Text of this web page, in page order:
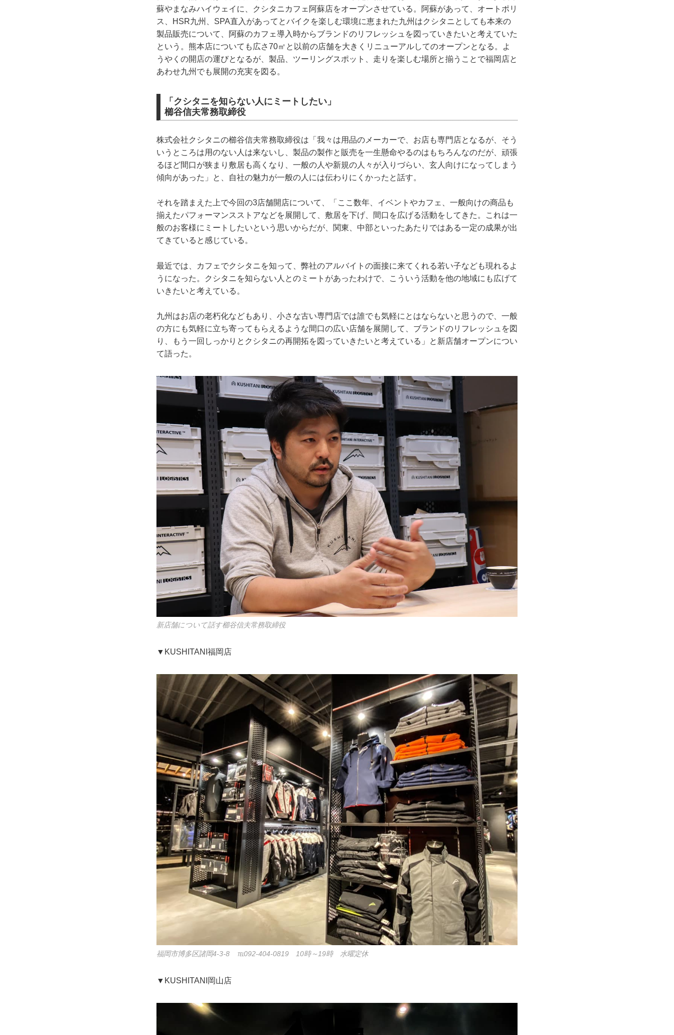
蘇やまなみハイウェイに、クシタニカフェ阿蘇店をオープンさせている。阿蘇があって、オートポリ
ス、HSR九州、SPA直入があってとバイクを楽しむ環境に恵まれた九州はクシタニとしても本来の
製品販売について、阿蘇のカフェ導入時からブランドのリフレッシュを図っていきたいと考えていた
という。熊本店についても広さ70㎡と以前の店舗を大きくリニューアルしてのオープンとなる。よ
うやくの開店の運びとなるが、製品、ツーリングスポット、走りを楽しむ場所と揃うことで福岡店と
あわせ九州でも展開の充実を図る。
「クシタニを知らない人にミートしたい」
櫛谷信夫常務取締役
株式会社クシタニの櫛谷信夫常務取締役は「我々は用品のメーカーで、お店も専門店となるが、そう
いうところは用のない人は来ないし、製品の製作と販売を一生懸命やるのはもちろんなのだが、頑張
るほど間口が狭まり敷居も高くなり、一般の人や新規の人々が入りづらい、玄人向けになってしまう
傾向があった」と、自社の魅力が一般の人には伝わりにくかったと話す。
それを踏まえた上で今回の3店舗開店について、「ここ数年、イベントやカフェ、一般向けの商品も
揃えたパフォーマンスストアなどを展開して、敷居を下げ、間口を広げる活動をしてきた。これは一
般のお客様にミートしたいという思いからだが、関東、中部といったあたりではある一定の成果が出
てきていると感じている。
最近では、カフェでクシタニを知って、弊社のアルバイトの面接に来てくれる若い子なども現れるよ
うになった。クシタニを知らない人とのミートがあったわけで、こういう活動を他の地域にも広げて
いきたいと考えている。
九州はお店の老朽化などもあり、小さな古い専門店では誰でも気軽にとはならないと思うので、一般
の方にも気軽に立ち寄ってもらえるような間口の広い店舗を展開して、ブランドのリフレッシュを図
り、もう一回しっかりとクシタニの再開拓を図っていきたいと考えている」と新店舗オープンについ
て語った。
新店舗について話す櫛谷信夫常務取締役
▼KUSHITANI福岡店
福岡市博多区諸岡4-3-8 ℡092-404-0819 10時～19時 水曜定休
▼KUSHITANI岡山店